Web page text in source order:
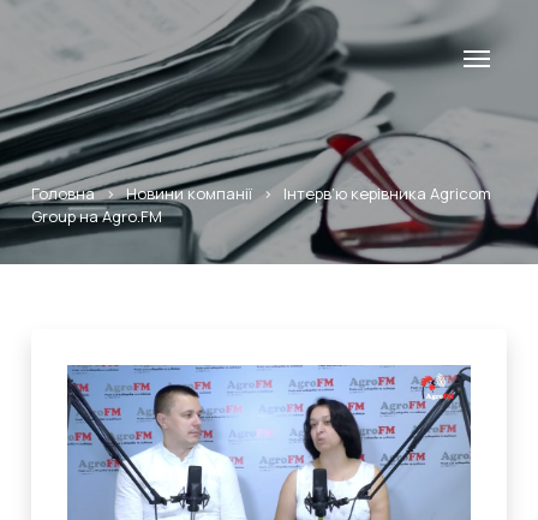
Головна>Новини компанії > Інтерв’ю керівника Agricom
Group на Agro.FM